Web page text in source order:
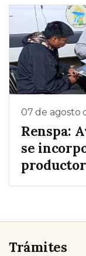
07 de agosto
Renspa:
se
Trámites